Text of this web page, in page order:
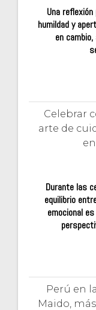
Una
humildad y
en
Celebrar
arte de
Durante las
equilibrio
emocional
Perú en
Maido,